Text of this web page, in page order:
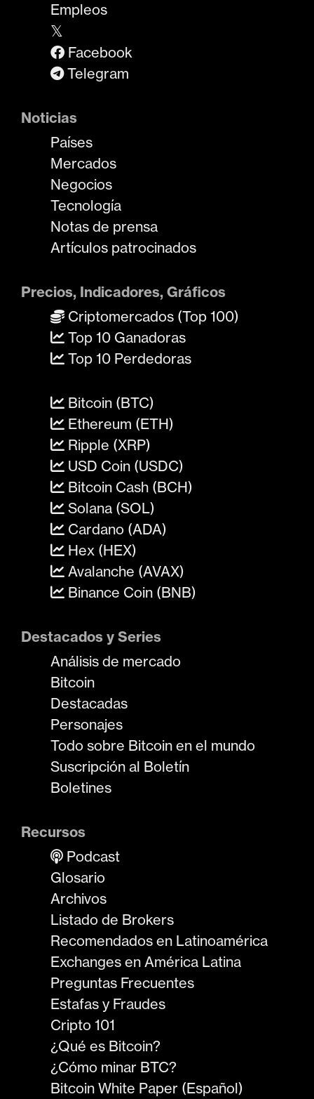
Empleos
𝕏
Facebook
Telegram
Noticias
Países
Mercados
Negocios
Tecnología
Notas de prensa
Artículos patrocinados
Precios, Indicadores, Gráficos
Criptomercados (Top 100)
Top 10 Ganadoras
Top 10 Perdedoras
Bitcoin (BTC)
Ethereum (ETH)
Ripple (XRP)
USD Coin (USDC)
Bitcoin Cash (BCH)
Solana (SOL)
Cardano (ADA)
Hex (HEX)
Avalanche (AVAX)
Binance Coin (BNB)
Destacados y Series
Análisis de mercado
Bitcoin
Destacadas
Personajes
Todo sobre Bitcoin en el mundo
Suscripción al Boletín
Boletines
Recursos
Podcast
Glosario
Archivos
Listado de Brokers
Recomendados en Latinoamérica
Exchanges en América Latina
Preguntas Frecuentes
Estafas y Fraudes
Cripto 101
¿Qué es Bitcoin?
¿Cómo minar BTC?
Bitcoin White Paper (Español)